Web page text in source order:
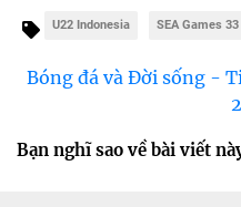
U22 Indonesia SEA Games 33
Bóng đá và Đời sống -
Bạn nghĩ sao về bài viết